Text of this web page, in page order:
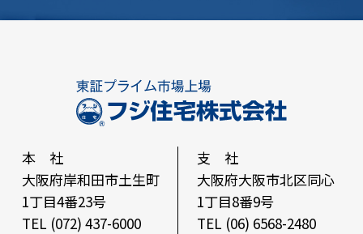
本 社
大阪府岸和田市土生町
1丁目4番23号
TEL (072) 437-6000
支 社
大阪府大阪市北区同心
1丁目8番9号
TEL (06) 6568-2480